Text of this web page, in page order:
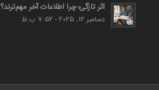
اثر تازگی؛ چرا اطلاعات آخر مهم‌ترند؟
دسامبر 12, 2025 - 7:52 ب.ظ